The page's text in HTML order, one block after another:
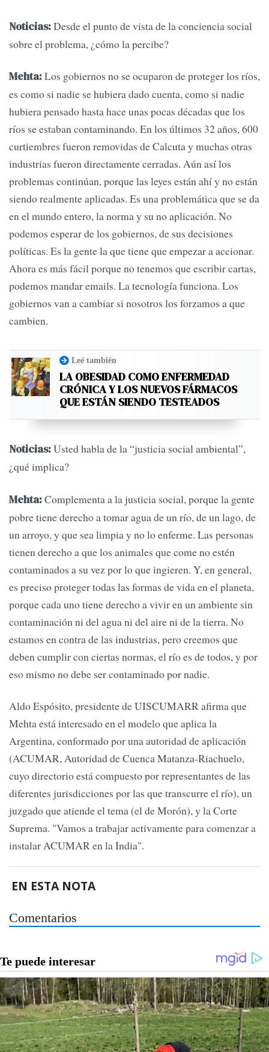
Noticias:Desde el punto de vista de la conciencia social
sobre el problema, ¿cómo la percibe?
Mehta:Los gobiernos no se ocuparon de proteger los ríos,
es como si nadie se hubiera dado cuenta, como si nadie
hubiera pensado hasta hace unas pocas décadas que los
ríos se estaban contaminando. En los últimos 32 años, 600
curtiembres fueron removidas de Calcuta y muchas otras
industrias fueron directamente cerradas. Aún así los
problemas continúan, porque las leyes están ahí y no están
siendo realmente aplicadas. Es una problemática que se da
en el mundo entero, la norma y su no aplicación. No
podemos esperar de los gobiernos, de sus decisiones
políticas. Es la gente la que tiene que empezar a accionar.
Ahora es más fácil porque no tenemos que escribir cartas,
podemos mandar emails. La tecnología funciona. Los
gobiernos van a cambiar si nosotros los forzamos a que
cambien.
Leé también
LA OBESIDAD COMO ENFERMEDAD
CRÓNICA Y LOS NUEVOS FÁRMACOS
QUE ESTÁN SIENDO TESTEADOS
Noticias:Usted habla de la “justicia social ambiental”,
¿qué implica?
Mehta:Complementa a la justicia social, porque la gente
pobre tiene derecho a tomar agua de un río, de un lago, de
un arroyo, y que sea limpia y no lo enferme. Las personas
tienen derecho a que los animales que come no estén
contaminados a su vez por lo que ingieren. Y, en general,
es preciso proteger todas las formas de vida en el planeta,
porque cada uno tiene derecho a vivir en un ambiente sin
contaminación ni del agua ni del aire ni de la tierra. No
estamos en contra de las industrias, pero creemos que
deben cumplir con ciertas normas, el río es de todos, y por
eso mismo no debe ser contaminado por nadie.
Aldo Espósito, presidente de UISCUMARR afirma que
Mehta está interesado en el modelo que aplica la
Argentina, conformado por una autoridad de aplicación
(ACUMAR, Autoridad de Cuenca Matanza-Riachuelo,
cuyo directorio está compuesto por representantes de las
diferentes jurisdicciones por las que transcurre el río), un
juzgado que atiende el tema (el de Morón), y la Corte
Suprema. "Vamos a trabajar activamente para comenzar a
instalar ACUMAR en la India".
EN ESTA NOTA
Comentarios